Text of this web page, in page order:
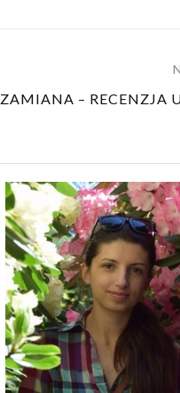
ZAMIANA – RECENZJA